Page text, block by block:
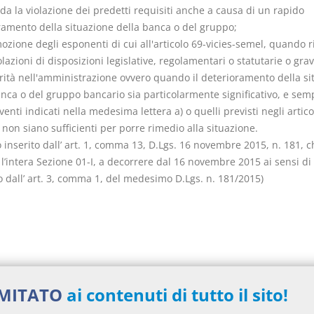
la violazione dei predetti requisiti anche a causa di un rapido
della situazione della banca o del gruppo;
degli esponenti di cui all'articolo 69-vicies-semel, quando
di disposizioni legislative, regolamentari o statutarie o
nell'amministrazione ovvero quando il deterioramento della
o del gruppo bancario sia particolarmente significativo, e
indicati nella medesima lettera a) o quelli previsti negli
siano sufficienti per porre rimedio alla situazione.
inserito dall’ art. 1, comma 13, D.Lgs. 16 novembre 2015, n. 181,
Sezione 01-I, a decorrere dal 16 novembre 2015 ai sensi
dall’ art. 3, comma 1, del medesimo D.Lgs. n. 181/2015)
Legislativo del 1993 numero 385
ai contenuti di tutto il sito!